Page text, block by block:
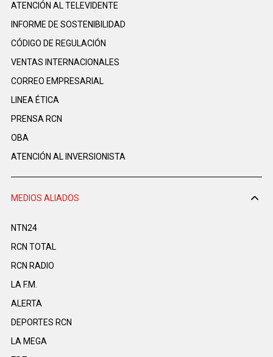
ATENCIÓN AL TELEVIDENTE
INFORME DE SOSTENIBILIDAD
CÓDIGO DE REGULACIÓN
VENTAS INTERNACIONALES
CORREO EMPRESARIAL
LINEA ÉTICA
PRENSA RCN
OBA
ATENCIÓN AL INVERSIONISTA
MEDIOS ALIADOS
NTN24
RCN TOTAL
RCN RADIO
LA F.M.
ALERTA
DEPORTES RCN
LA MEGA